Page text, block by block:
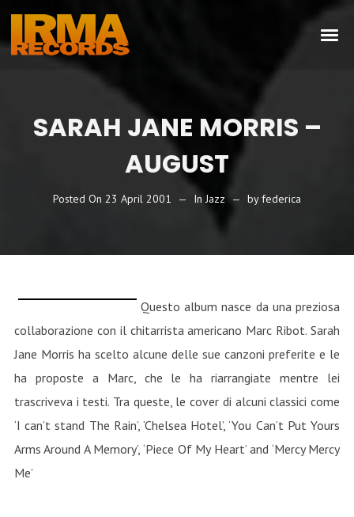
SARAH JANE MORRIS –
AUGUST
Posted On 23 April 2001 InJazz byfederica
Questo album nasce da una preziosa
collaborazione con il chitarrista americano Marc Ribot. Sarah
Jane Morris ha scelto alcune delle sue canzoni preferite e le
ha proposte a Marc, che le ha riarrangiate mentre lei
trascriveva i testi. Tra queste, le cover di alcuni classici come
‘I can’t stand The Rain’, ‘Chelsea Hotel’, ‘You Can’t Put Yours
Arms Around A Memory’, ‘Piece Of My Heart’ and ‘Mercy Mercy
Me’